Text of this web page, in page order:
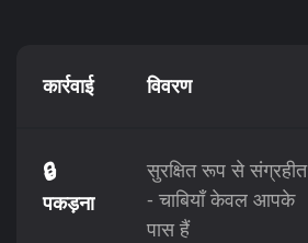
कार्रवाई विवरण
🔒
पकड़ना
सुरक्षित रूप से संग्रहीत
- चाबियाँ केवल आपके
पास हैं